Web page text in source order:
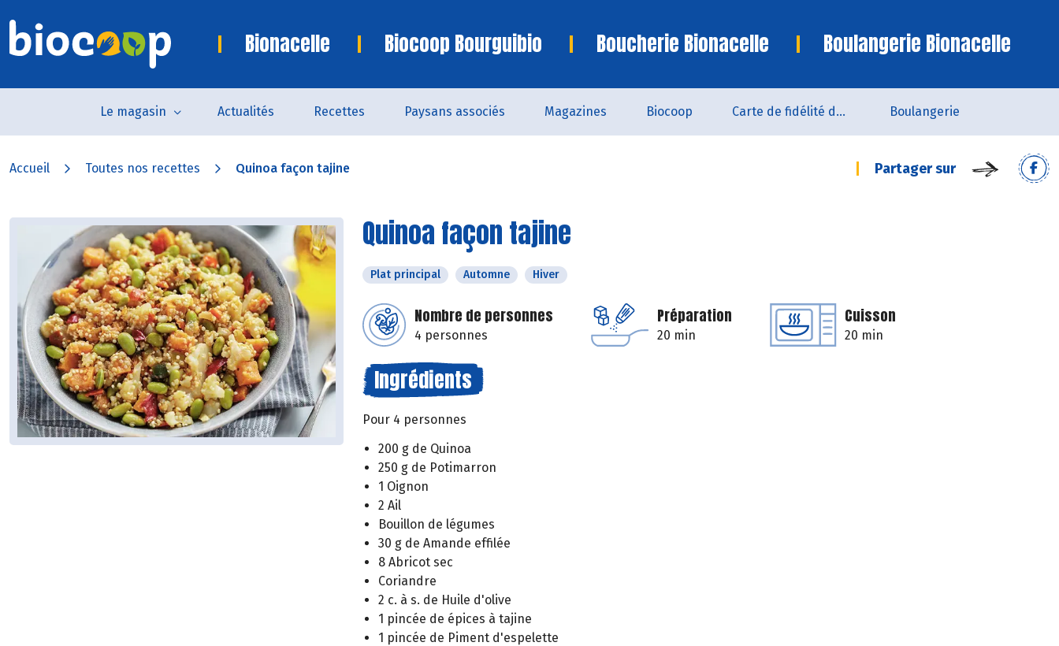
Bionacelle Biocoop Bourguibio Boucherie Bionacelle Boulangerie Bionacelle
Le magasin Actualités Recettes Paysans associés Magazines Biocoop Carte de fidélité du magasin Boulangerie
Accueil Toutes nos recettes Quinoa façon tajine Partager sur
Quinoa façon tajine
Plat principal Automne Hiver
Nombre de personnes
4 personnes
Préparation
20 min
Cuisson
20 min
Ingrédients
Pour 4 personnes
200 g de Quinoa
250 g de Potimarron
1 Oignon
2 Ail
Bouillon de légumes
30 g de Amande effilée
8 Abricot sec
Coriandre
2 c. à s. de Huile d'olive
1 pincée de épices à tajine
1 pincée de Piment d'espelette